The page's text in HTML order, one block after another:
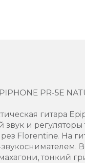
PR-5E
гитара
и регуляторы
Florentine. На
звукоснимателем.
тонкий